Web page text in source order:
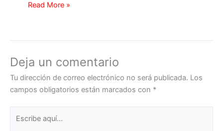
Read More »
Deja un comentario
Tu dirección de correo electrónico no será publicada. Los
campos obligatorios están marcados con *
aquí...